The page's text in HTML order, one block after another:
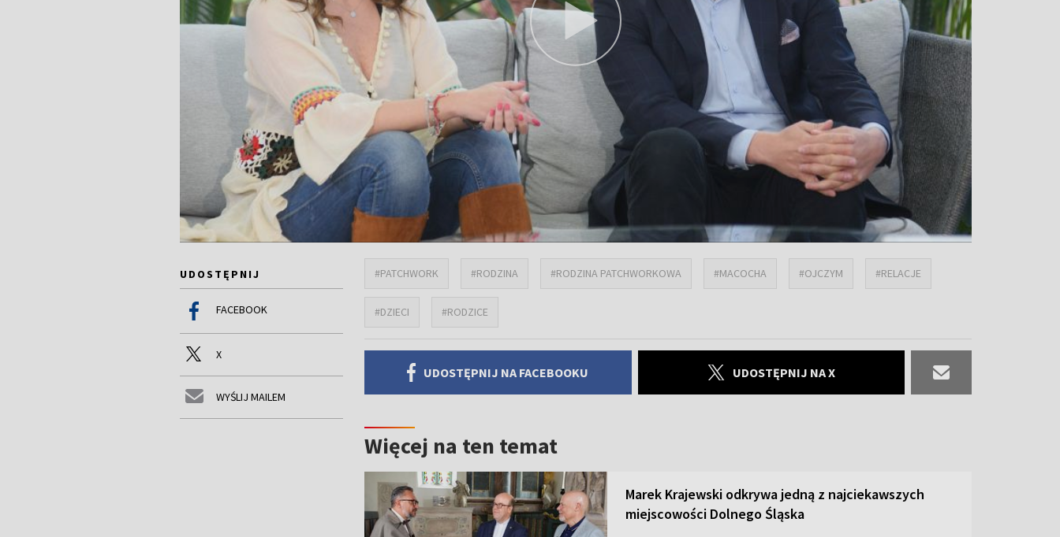
UDOSTĘPNIJ
FACEBOOK
X
WYŚLIJ MAILEM
#PATCHWORK #RODZINA #RODZINA PATCHWORKOWA #MACOCHA #OJCZYM #RELACJE
#DZIECI #RODZICE
UDOSTĘPNIJ NA FACEBOOKU UDOSTĘPNIJ NA X
Więcej na ten temat
Marek Krajewski odkrywa jedną z najciekawszych
miejscowości Dolnego Śląska